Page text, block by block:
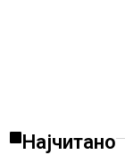
Најчитано